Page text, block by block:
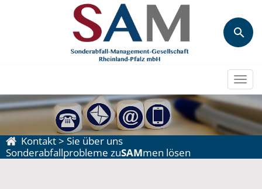
Kontakt> Sie über uns
Sonderabfallprobleme zuSAMmen lösen